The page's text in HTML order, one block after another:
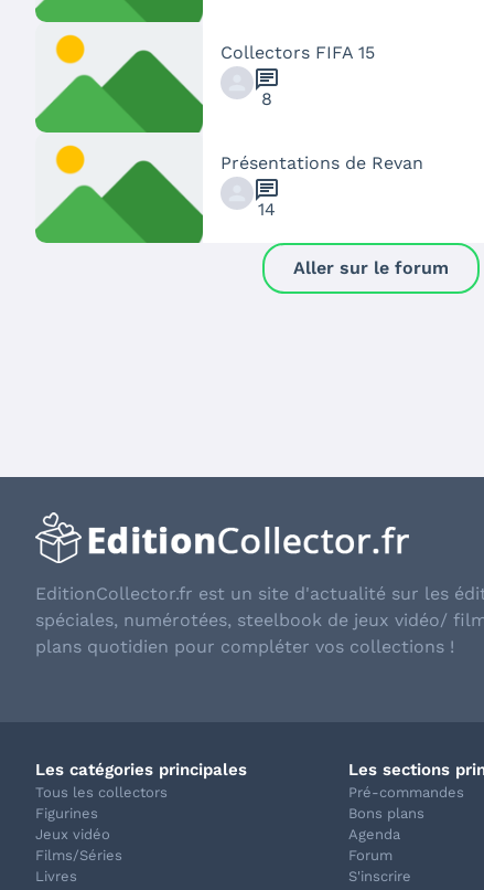
Collectors FIFA 15
chat
8
Présentations de Revan
chat
14
Aller sur le forum
EditionCollector.fr est un site d'actualité sur les
spéciales, numérotées, steelbook de jeux vidéo/
plans quotidien pour compléter vos collections !
Les catégories principales
Tous les collectors
Figurines
Jeux vidéo
Films/Séries
Livres
Les sections
Pré-commandes
Bons plans
Agenda
Forum
S'inscrire